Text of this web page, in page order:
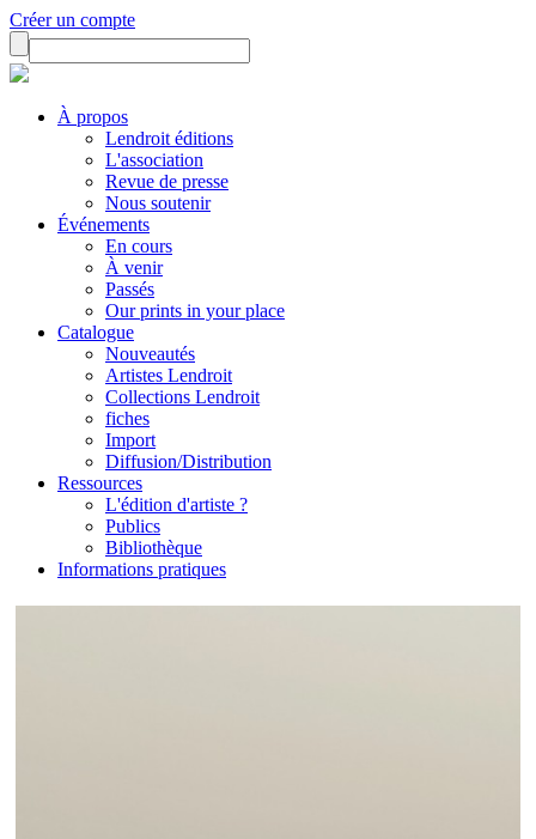
Créer un compte
À propos
Lendroit éditions
L'association
Revue de presse
Nous soutenir
Événements
En cours
À venir
Passés
Our prints in your place
Catalogue
Nouveautés
Artistes Lendroit
Collections Lendroit
fiches
Import
Diffusion/Distribution
Ressources
L'édition d'artiste ?
Publics
Bibliothèque
Informations pratiques